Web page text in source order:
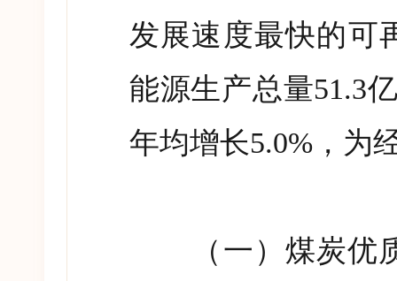
发展速度最快的可
能源生产总量51.3
年均增长5.0% ，为
（一）煤炭优质